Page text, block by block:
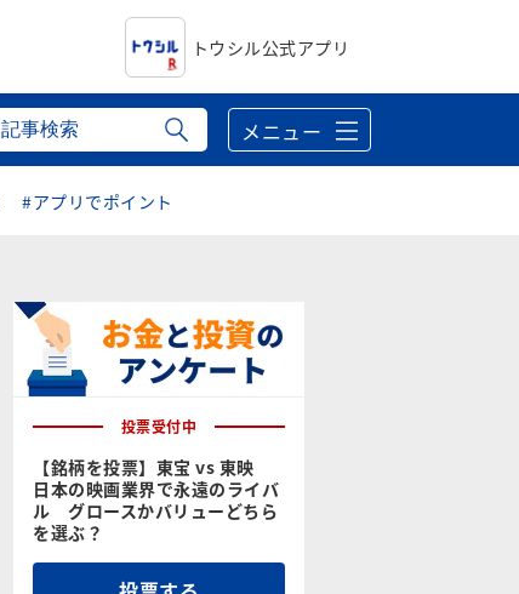
トウシル公式アプリ
メニュー
#アプリでポイント
投票受付中
【銘柄を投票】東宝 vs 東映
日本の映画業界で永遠のライバ
ル グロースかバリューどちら
を選ぶ？